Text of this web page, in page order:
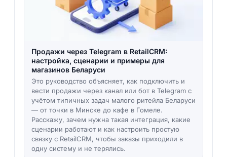
Продажи через Telegram в RetailCRM:
настройка, сценарии и примеры для
магазинов Беларуси
Это руководство объясняет, как подключить и
вести продажи через канал или бот в Telegram с
учётом типичных задач малого ритейла Беларуси
— от точки в Минске до кафе в Гомеле.
Расскажу, зачем нужна такая интеграция, какие
сценарии работают и как настроить простую
связку с RetailCRM, чтобы заказы приходили в
одну систему и не терялись.